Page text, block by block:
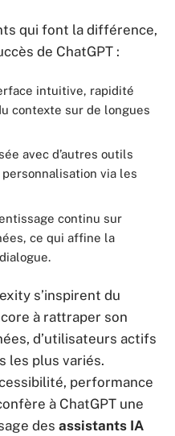
qui font la différence,
de ChatGPT :
intuitive, rapidité
contexte sur de longues
avec d’autres outils
via les
continu sur
ce qui affine la
s’inspirent du
à rattraper son
d’utilisateurs actifs
les plus variés.
performance
à ChatGPT une
des assistants IA